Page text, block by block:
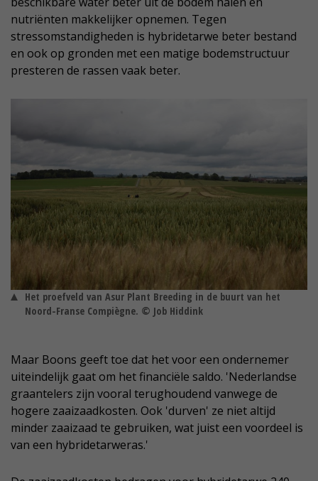
nutriënten makkelijker opnemen. Tegen
stressomstandigheden is hybridetarwe beter bestand
en ook op gronden met een matige bodemstructuur
presteren de rassen vaak beter.
Het proefveld van Asur Plant Breeding in de buurt van het
Noord-Franse Compiègne. © Job Hiddink
Maar Boons geeft toe dat het voor een ondernemer
uiteindelijk gaat om het financiële saldo. 'Nederlandse
graantelers zijn vooral terughoudend vanwege de
hogere zaaizaadkosten. Ook 'durven' ze niet altijd
minder zaaizaad te gebruiken, wat juist een voordeel is
van een hybridetarweras.'